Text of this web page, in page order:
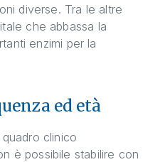
diverse. Tra le altre
che abbassa la
enzimi per la
ed età
clinico
è possibile stabilire con